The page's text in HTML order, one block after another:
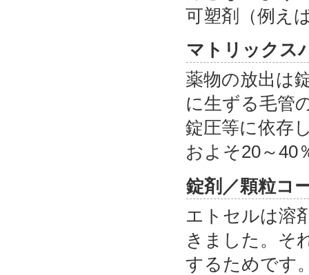
可塑剤（例え
マトリックス
薬物の放出は
に生ずる毛管
錠圧等に依存
およそ20～40
錠剤／顆粒コ
エトセルは溶
きました。そ
するためです